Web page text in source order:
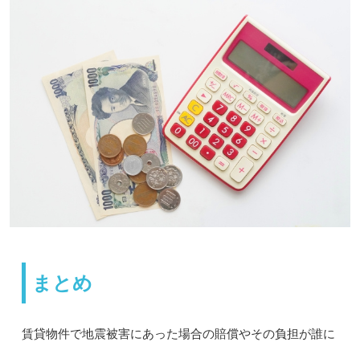
まとめ
賃貸物件で地震被害にあった場合の賠償やその負担が誰に